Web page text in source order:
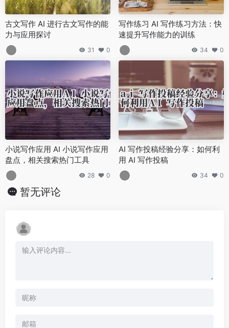
古文写作 AI 进行古文写作的能
力与应用探讨
31 0
写作练习 AI 写作练习方法：快
速提升写作能力的训练
34 0
小说写作应用 AI 小说写作应用
盘点，相关搜索热门工具
28 0
AI 写作投稿经验分享：如何利
用 AI 写作投稿
34 0
暂无评论